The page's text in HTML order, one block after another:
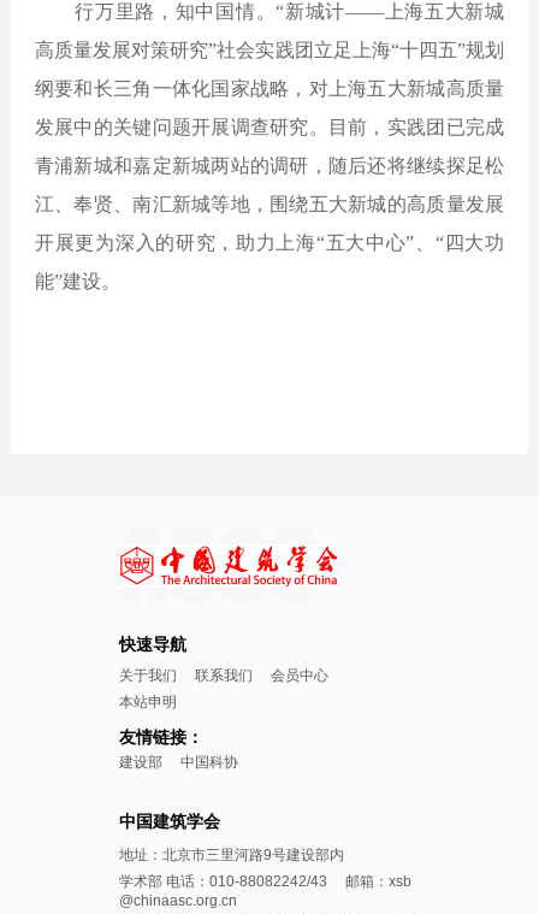
行万里路，知中国情。“新城计——上海五大新城
高质量发展对策研究”社会实践团立足上海“十四五”规划
纲要和长三角一体化国家战略，对上海五大新城高质量
发展中的关键问题开展调查研究。目前，实践团已完成
青浦新城和嘉定新城两站的调研，随后还将继续探足松
江、奉贤、南汇新城等地，围绕五大新城的高质量发展
开展更为深入的研究，助力上海“五大中心”、“四大功
能”建设。
快速导航
关于我们 联系我们
会员中心
本站申明
友情链接：
建设部 中国科协
中国建筑学会
地址：北京市三里河路9号建设部内
学术部 电话：010-88082242/43 邮箱：xsb
@chinaasc.org.cn